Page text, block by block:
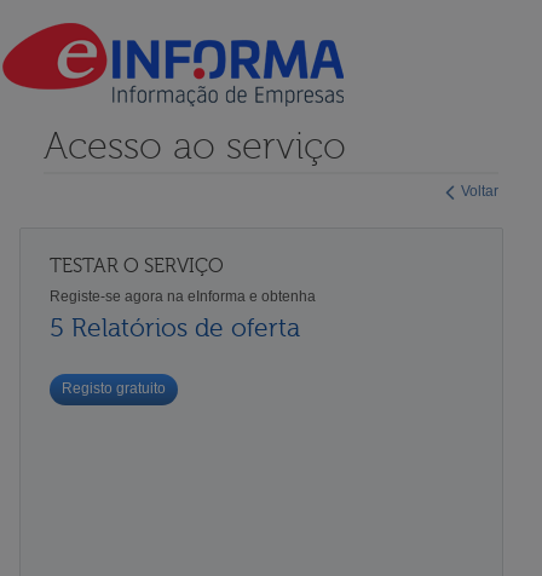
Voltar
Acesso ao serviço
TESTAR O SERVIÇO
Registe-se agora na eInforma e obtenha
5 Relatórios de oferta
Registo gratuito